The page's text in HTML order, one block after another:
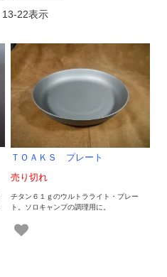
13-22表示
ＴＯＡＫＳ プレート
売り切れ
チタン６１ｇのウルトラライト・プレー
ト。ソロキャンプの調理用に。